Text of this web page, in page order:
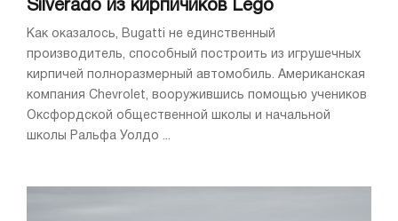
Silverado из кирпичиков Lego
Как оказалось, Bugatti не единственный
производитель, способный построить из игрушечных
кирпичей полноразмерный автомобиль. Американская
компания Chevrolet, вооружившись помощью учеников
Оксфордской общественной школы и начальной
школы Ральфа Уолдо ...